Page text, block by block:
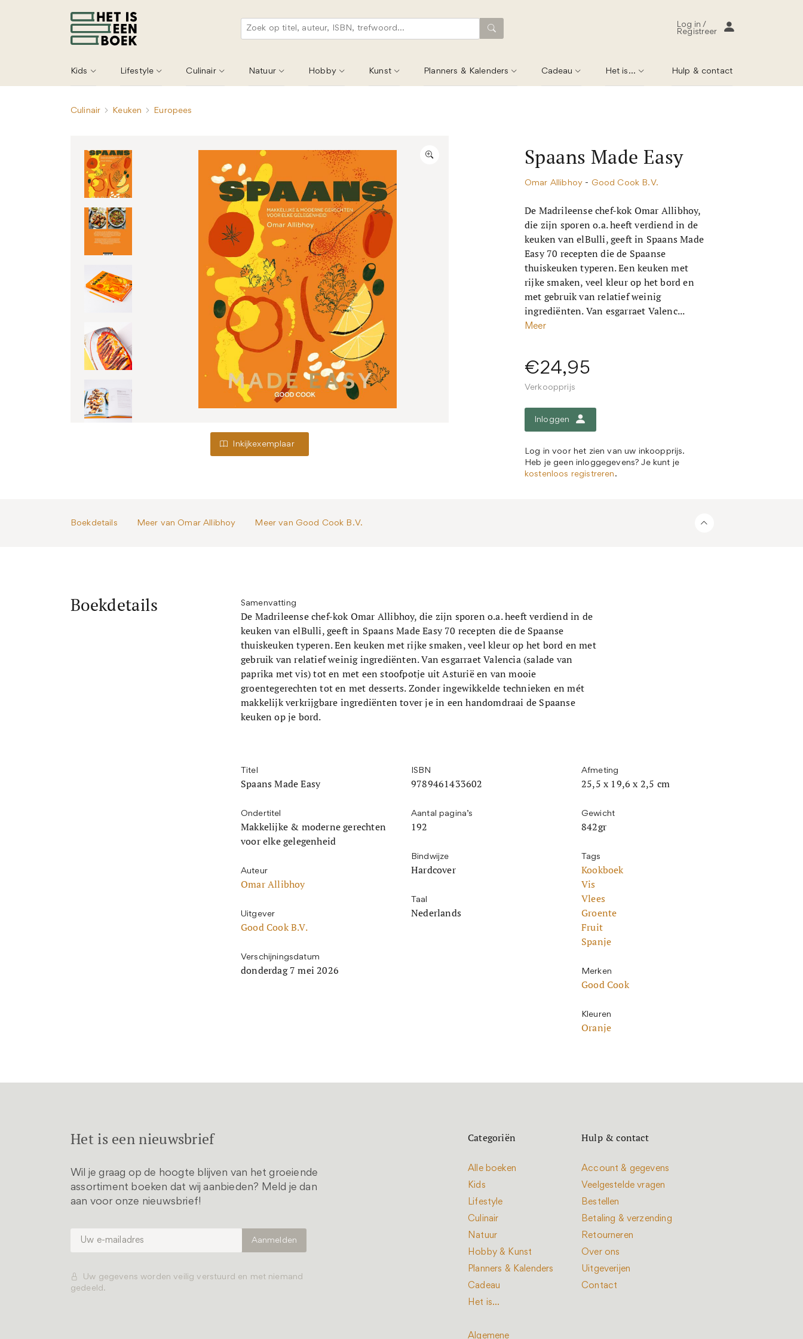
Log in /
Registreer
Kids Lifestyle Culinair Natuur Hobby Kunst Planners & Kalenders Cadeau Het is... Hulp & contact
Culinair Keuken Europees
Inkijkexemplaar
Spaans Made Easy
Omar Allibhoy - Good Cook B.V.
De Madrileense chef-kok Omar Allibhoy,
die zijn sporen o.a. heeft verdiend in de
keuken van elBulli, geeft in Spaans Made
Easy 70 recepten die de Spaanse
thuiskeuken typeren. Een keuken met
rijke smaken, veel kleur op het bord en
met gebruik van relatief weinig
ingrediënten. Van esgarraet Valenc...
Meer
€24,95
Verkoopprijs
Inloggen
Log in voor het zien van uw inkoopprijs.
Heb je geen inloggegevens? Je kunt je
kostenloos registreren .
Boekdetails Meer van Omar Allibhoy Meer van Good Cook B.V.
Boekdetails Samenvatting
De Madrileense chef-kok Omar Allibhoy, die zijn sporen o.a. heeft verdiend in de
keuken van elBulli, geeft in Spaans Made Easy 70 recepten die de Spaanse
thuiskeuken typeren. Een keuken met rijke smaken, veel kleur op het bord en met
gebruik van relatief weinig ingrediënten. Van esgarraet Valencia (salade van
paprika met vis) tot en met een stoofpotje uit Asturië en van mooie
groentegerechten tot en met desserts. Zonder ingewikkelde technieken en mét
makkelijk verkrijgbare ingrediënten tover je in een handomdraai de Spaanse
keuken op je bord.
Titel
Spaans Made Easy
Ondertitel
Makkelijke & moderne gerechten
voor elke gelegenheid
Auteur
Omar Allibhoy
Uitgever
Good Cook B.V.
Verschijningsdatum
donderdag 7 mei 2026
ISBN
9789461433602
Aantal pagina’s
192
Bindwijze
Hardcover
Taal
Nederlands
Afmeting
25,5 x 19,6 x 2,5 cm
Gewicht
842gr
Tags
Kookboek
Vis
Vlees
Groente
Fruit
Spanje
Merken
Good Cook
Kleuren
Oranje
Het is een nieuwsbrief
Wil je graag op de hoogte blijven van het groeiende
assortiment boeken dat wij aanbieden? Meld je dan
aan voor onze nieuwsbrief!
Uw gegevens worden veilig verstuurd en met niemand
gedeeld.
Categoriën
Alle boeken
Kids
Lifestyle
Culinair
Natuur
Hobby & Kunst
Planners & Kalenders
Cadeau
Het is...
Algemene
Hulp & contact
Account & gegevens
Veelgestelde vragen
Bestellen
Betaling & verzending
Retourneren
Over ons
Uitgeverijen
Contact